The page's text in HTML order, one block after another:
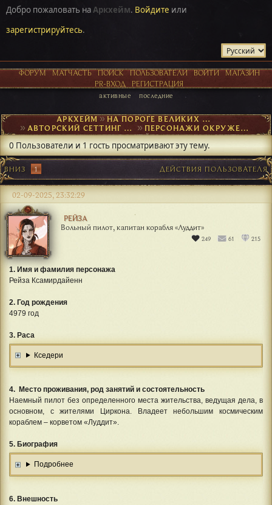
Добро пожаловать наАркхейм. Войдите или
зарегистрируйтесь.
ФОРУМ МАТЧАСТЬ ПОИСК ПОЛЬЗОВАТЕЛИ ВОЙТИ
МАГАЗИН
PR-ВХОД
РЕГИСТРАЦИЯ
активные последние
АРКХЕЙМ► НА ПОРОГЕ ВЕЛИКИХ ОТКРЫТИЙ
► АВТОРСКИЙ СЕТТИНГ И NPC ► ПЕРСОНАЖИ ОКРУЖЕНИЯ
►NPC АЙНЕ
0 Пользователи и 1 гость просматривают эту тему.
ВНИЗ 1 ДЕЙСТВИЯ ПОЛЬЗОВАТЕЛЯ
РЕЙЗА
Вольный пилот, капитан корабля «Луддит»
249 61 215
02-09-2025, 23:32:29
1. Имя и фамилия персонажа
Рейза Ксамирдайенн
2. Год рождения
4979 год
3. Раса
Кседери
4. Место проживания, род занятий и состоятельность
Наемный пилот без определенного места жительства, ведущая дела, в
основном, с жителями Циркона. Владеет небольшим космическим
кораблем – корветом «Луддит».
5. Биография
Подробнее
6. Внешность